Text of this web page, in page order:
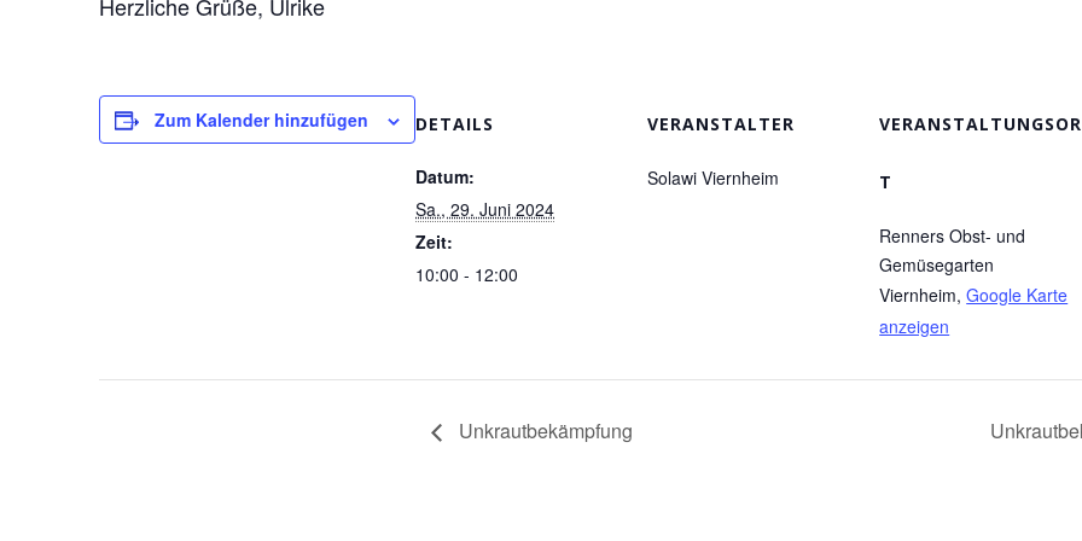
Herzliche Grüße, Ulrike
Zum Kalender hinzufügen DETAILS
Datum:
Sa., 29. Juni 2024
Zeit:
10:00 - 12:00
VERANSTALTER
Solawi Viernheim
VERANSTALTUNGSOR
T
Renners Obst- und
Gemüsegarten
Viernheim, Google Karte
anzeigen
Unkrautbekämpfung